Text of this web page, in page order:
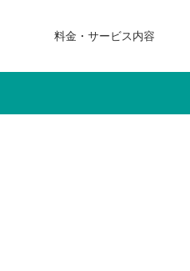
料金・サービス内容